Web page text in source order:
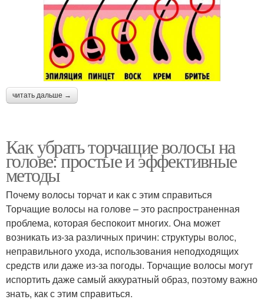
читать дальше →
Как убрать торчащие волосы на
голове: простые и эффективные
методы
Почему волосы торчат и как с этим справиться
Торчащие волосы на голове – это распространенная
проблема, которая беспокоит многих. Она может
возникать из-за различных причин: структуры волос,
неправильного ухода, использования неподходящих
средств или даже из-за погоды. Торчащие волосы могут
испортить даже самый аккуратный образ, поэтому важно
знать, как с этим справиться.